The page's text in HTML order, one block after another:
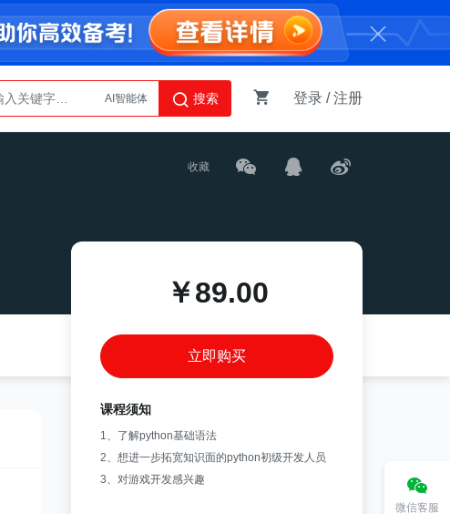
AI智能体
Python
搜索 登录 /注册
收藏
￥89.00
立即购买
课程须知
1、了解python基础语法
2、想进一步拓宽知识面的python初级开发人员
3、对游戏开发感兴趣
微信客服